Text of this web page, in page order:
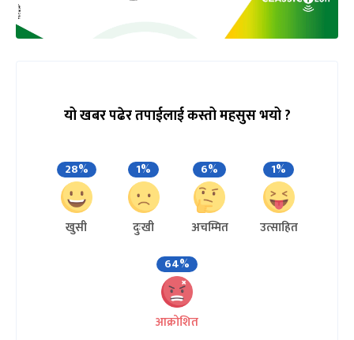
यो खबर पढेर तपाईलाई कस्तो महसुस भयो ?
28%
खुसी
1%
दुःखी
6%
अचम्मित
1%
उत्साहित
64%
आक्रोशित